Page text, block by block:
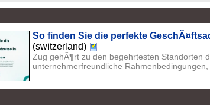
So finden Sie die perfekte
(switzerland)
Zug gehÃ¶rt zu den begehrtesten Standorten
unternehmerfreundliche Rahmenbedingungen,